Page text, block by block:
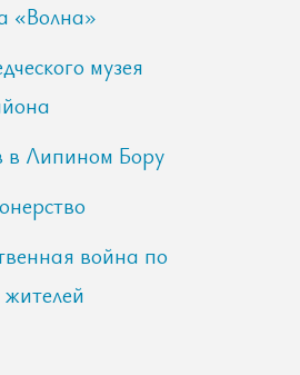
«Волна»
музея
в Липином Бору
война по